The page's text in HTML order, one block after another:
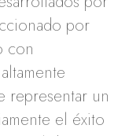
por
con
representar un
el éxito